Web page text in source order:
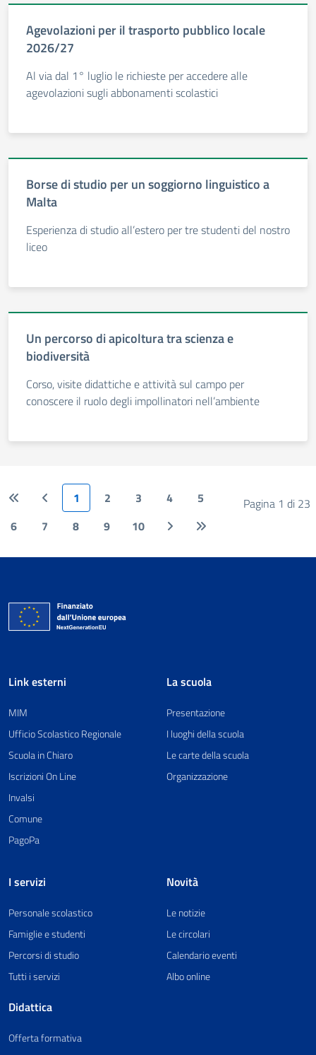
Agevolazioni per il trasporto pubblico locale
2026/27
Al via dal 1° luglio le richieste per accedere alle
agevolazioni sugli abbonamenti scolastici
Borse di studio per un soggiorno linguistico a
Malta
Esperienza di studio all’estero per tre studenti del nostro
liceo
Un percorso di apicoltura tra scienza e
biodiversità
Corso, visite didattiche e attività sul campo per
conoscere il ruolo degli impollinatori nell’ambiente
Pagina 1 di 23
1 2 3 4
5
6
7 8 9 10
Link esterni
MIM
Ufficio Scolastico Regionale
Scuola in Chiaro
Iscrizioni On Line
Invalsi
Comune
PagoPa
La scuola
Presentazione
I luoghi della scuola
Le carte della scuola
Organizzazione
I servizi
Personale scolastico
Famiglie e studenti
Percorsi di studio
Tutti i servizi
Didattica
Offerta formativa
Novità
Le notizie
Le circolari
Calendario eventi
Albo online